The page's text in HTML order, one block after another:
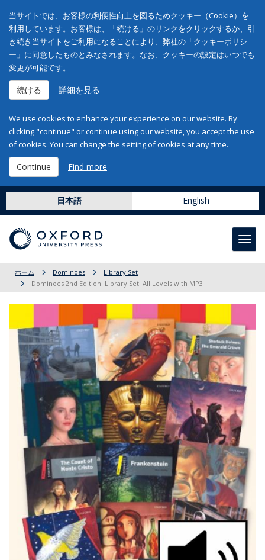
当サイトでは、お客様の利便性向上を図るためクッキー（Cookie）を
利用しています。お客様は、「続ける」のリンクをクリックするか、引
き続き当サイトをご利用になることにより、弊社の「クッキーポリシ
ー」に同意したものとみなされます。なお、クッキーの設定はいつでも
変更が可能です。
続ける 詳細を見る
We use cookies to enhance your experience on our website. By
clicking "continue" or continue using our website, you accept the use
of cookies. You can change the setting of cookies at any time.
Continue Find more
日本語 English
ホーム Dominoes
Library Set
Dominoes 2nd Edition: Library Set: All Levels with MP3